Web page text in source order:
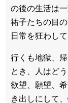
の後の生活は一
祐子たちの目
日常を狂わして
行くも地獄、
とき、人はど
欲望、願望、
き出しにして